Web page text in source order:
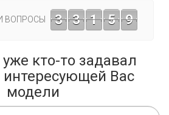
ВОПРОСЫ 3 3 1 5 9
кто-то задавал
интересующей Вас
модели